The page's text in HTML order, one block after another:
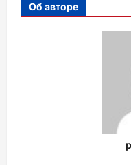
Об авторе